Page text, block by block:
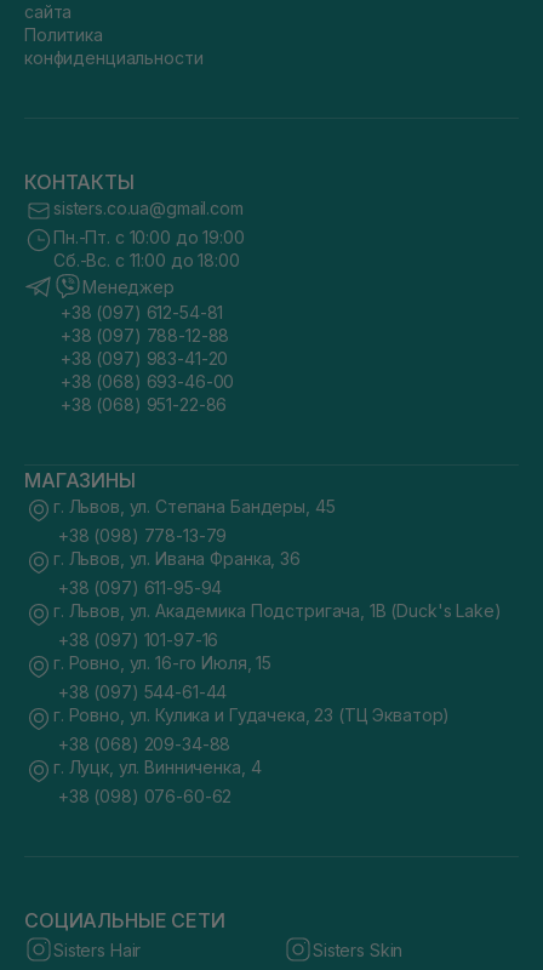
сайта
Политика
конфиденциальности
КОНТАКТЫ
sisters.co.ua@gmail.com
Пн.-Пт. с 10:00 до 19:00
Сб.-Вс. с 11:00 до 18:00
Менеджер
+38 (097) 612-54-81
+38 (097) 788-12-88
+38 (097) 983-41-20
+38 (068) 693-46-00
+38 (068) 951-22-86
МАГАЗИНЫ
г. Львов, ул. Степана Бандеры, 45
+38 (098) 778-13-79
г. Львов, ул. Ивана Франка, 36
+38 (097) 611-95-94
г. Львов, ул. Академика Подстригача, 1В (Duck's Lake)
+38 (097) 101-97-16
г. Ровно, ул. 16-го Июля, 15
+38 (097) 544-61-44
г. Ровно, ул. Кулика и Гудачека, 23 (ТЦ Экватор)
+38 (068) 209-34-88
г. Луцк, ул. Винниченка, 4
+38 (098) 076-60-62
СОЦИАЛЬНЫЕ СЕТИ
Sisters Hair Sisters Skin